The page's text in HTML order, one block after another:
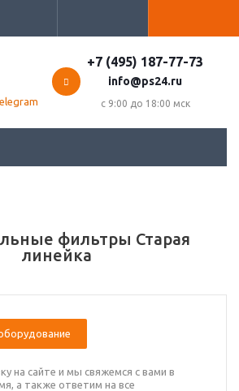
+7 (495) 187-77-73
info@ps24.ru
с 9:00 до 18:00 мск
фильтры Старая
линейка
на сайте и мы свяжемся с вами в
а также ответим на все